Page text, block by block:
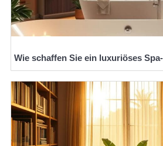
Wie schaffen Sie ein luxuriöses